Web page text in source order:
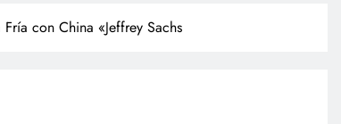
con China «Jeffrey Sachs